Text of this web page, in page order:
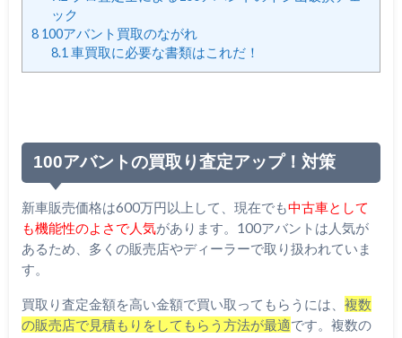
ック
8100アバント買取のながれ
8.1 車買取に必要な書類はこれだ！
100アバントの買取り査定アップ！対策
新車販売価格は600万円以上して、現在でも中古車として
も機能性のよさで人気があります。100アバントは人気が
あるため、多くの販売店やディーラーで取り扱われていま
す。
買取り査定金額を高い金額で買い取ってもらうには、 複数
の販売店で見積もりをしてもらう方法が最適です。複数の